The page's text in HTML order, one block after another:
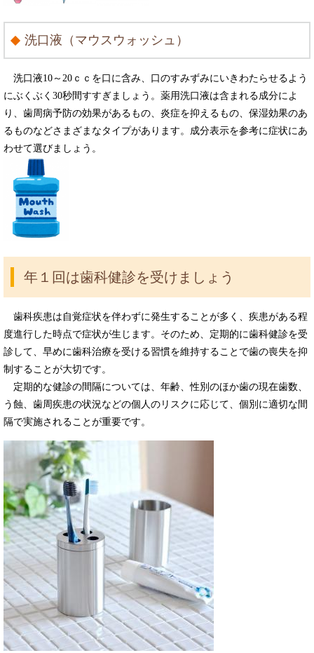
洗口液（マウスウォッシュ）
洗口液10～20ｃｃを口に含み、口のすみずみにいきわたらせるよう
にぶくぶく30秒間すすぎましょう。薬用洗口液は含まれる成分によ
り、歯周病予防の効果があるもの、炎症を抑えるもの、保湿効果のあ
るものなどさまざまなタイプがあります。成分表示を参考に症状にあ
わせて選びましょう。
年１回は歯科健診を受けましょう
歯科疾患は自覚症状を伴わずに発生することが多く、疾患がある程
度進行した時点で症状が生じます。そのため、定期的に歯科健診を受
診して、早めに歯科治療を受ける習慣を維持することで歯の喪失を抑
制することが大切です。
定期的な健診の間隔については、年齢、性別のほか歯の現在歯数、
う蝕、歯周疾患の状況などの個人のリスクに応じて、個別に適切な間
隔で実施されることが重要です。